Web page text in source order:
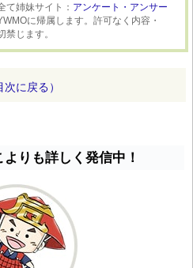
て姉妹サイト： アンケート・アンサー
に帰属します。許可なく内容・
じます。
次に戻る）
りも詳しく発信中！